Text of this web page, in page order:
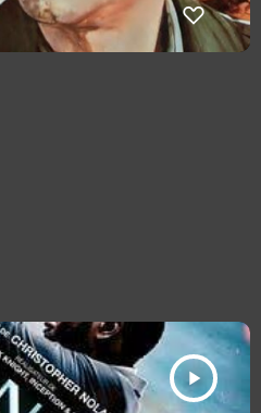
play_arrow